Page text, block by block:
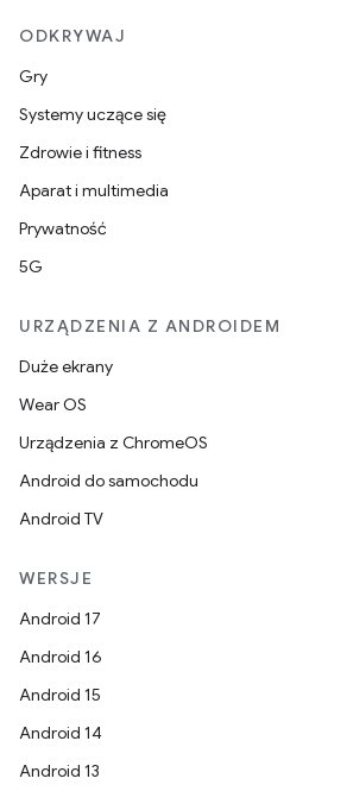
ODKRYWAJ
Gry
Systemy uczące się
Zdrowie i fitness
Aparat i multimedia
Prywatność
5G
URZĄDZENIA Z ANDROIDEM
Duże ekrany
Wear OS
Urządzenia z ChromeOS
Android do samochodu
Android TV
WERSJE
Android 17
Android 16
Android 15
Android 14
Android 13